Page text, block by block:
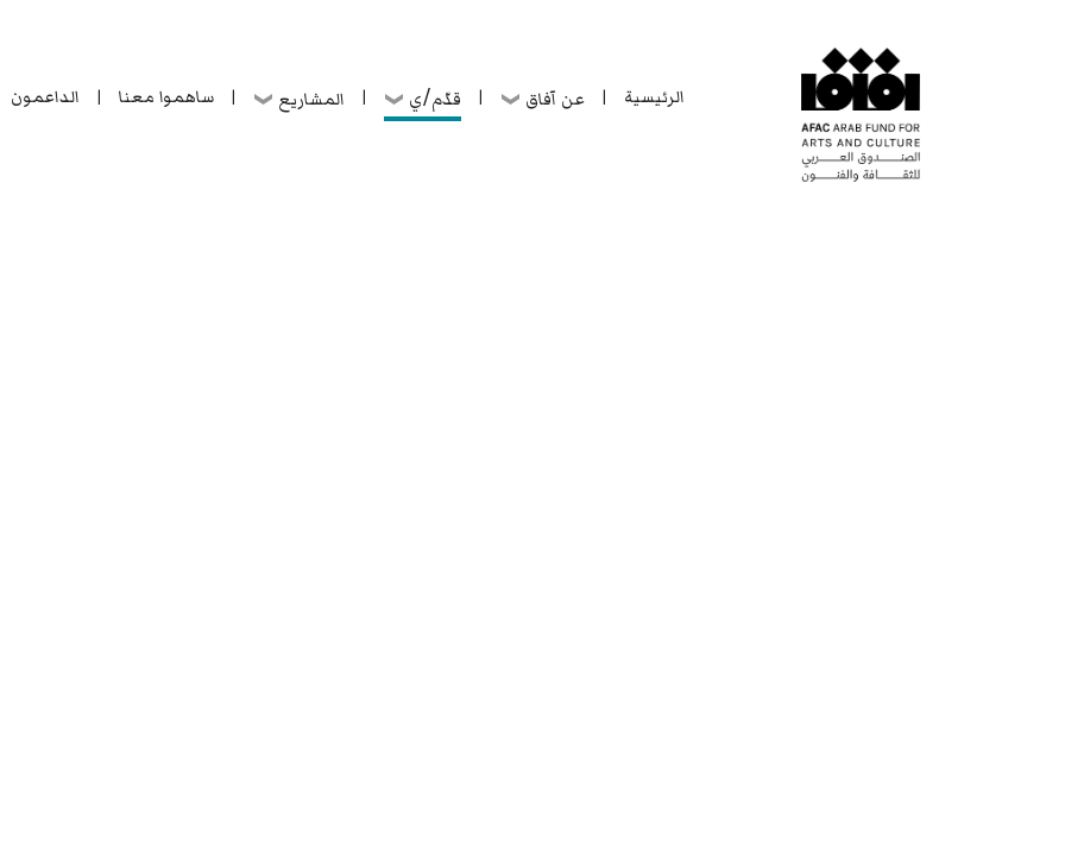
الرئيسية | عن آفاق | قدّم/ي | المشاريع | ساهموا معنا | الداعمون